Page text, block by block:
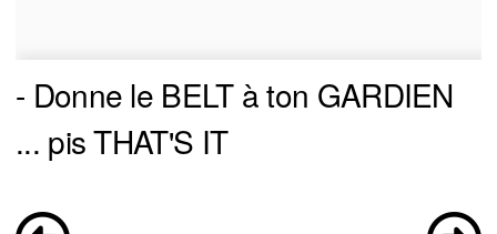
- Donne le BELT à ton GARDIEN
... pis THAT'S IT